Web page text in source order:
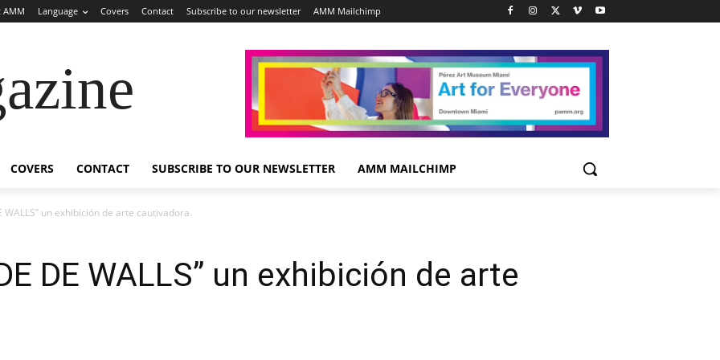
AMM Language Covers Contact Subscribe to our newsletter AMM Mailchimp
COVERS CONTACT SUBSCRIBE TO OUR NEWSLETTER AMM MAILCHIMP
WALLS” un exhibición de arte cautivadora.
DE WALLS” un exhibición de arte